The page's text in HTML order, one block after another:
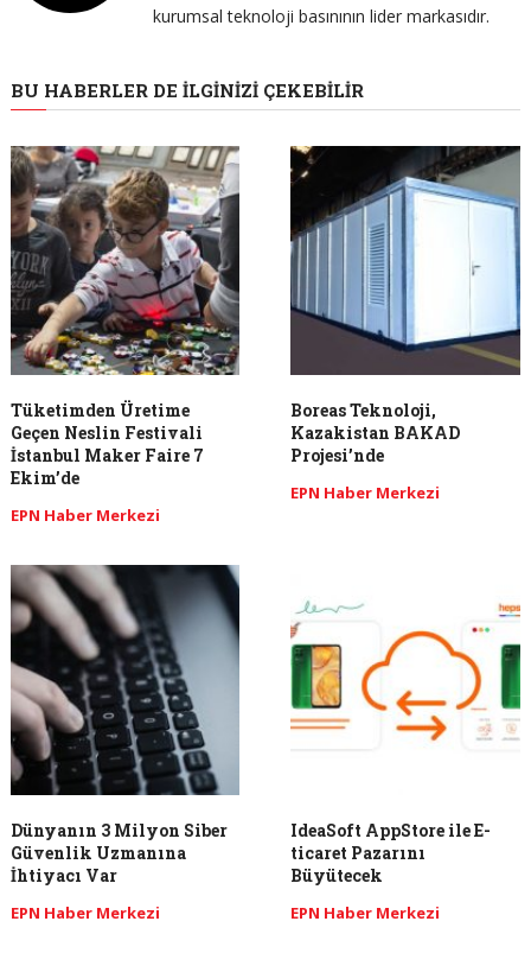
kurumsal teknoloji basınının lider markasıdır.
BU HABERLER DE İLGINIZI ÇEKEBILIR
Tüketimden Üretime
Geçen Neslin Festivali
İstanbul Maker Faire 7
Ekim’de
EPN Haber Merkezi
Boreas Teknoloji,
Kazakistan BAKAD
Projesi’nde
EPN Haber Merkezi
Dünyanın 3 Milyon Siber
Güvenlik Uzmanına
İhtiyacı Var
EPN Haber Merkezi
IdeaSoft AppStore ile E-
ticaret Pazarını
Büyütecek
EPN Haber Merkezi